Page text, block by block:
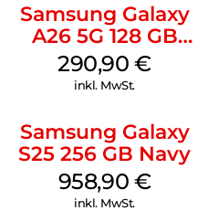
Samsung Galaxy
A26 5G 128 GB
White
290,90€
inkl. MwSt.
Samsung Galaxy
S25 256 GB Navy
958,90 €
inkl. MwSt.